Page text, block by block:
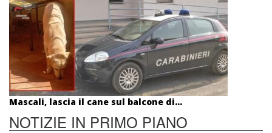
Mascali, lascia il cane sul balcone di...
NOTIZIE IN PRIMO PIANO